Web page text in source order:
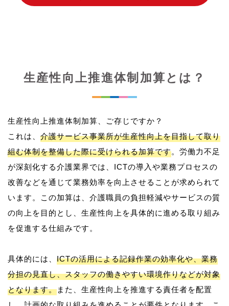
生産性向上推進体制加算とは？
生産性向上推進体制加算、ご存じですか？
これは、 介護サービス事業所が生産性向上を目指して取り
組む体制を整備した際に受けられる加算です。労働力不足
が深刻化する介護業界では、ICTの導入や業務プロセスの
改善などを通じて業務効率を向上させることが求められて
います。この加算は、介護職員の負担軽減やサービスの質
の向上を目的とし、生産性向上を具体的に進める取り組み
を促進する仕組みです。
具体的には、 ICTの活用による記録作業の効率化や、業務
分担の見直し、スタッフの働きやすい環境作りなどが対象
となります。また、生産性向上を推進する責任者を配置